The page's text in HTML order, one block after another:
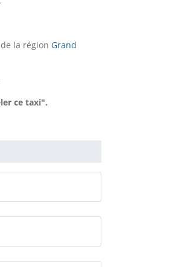
la région Grand
ce taxi".